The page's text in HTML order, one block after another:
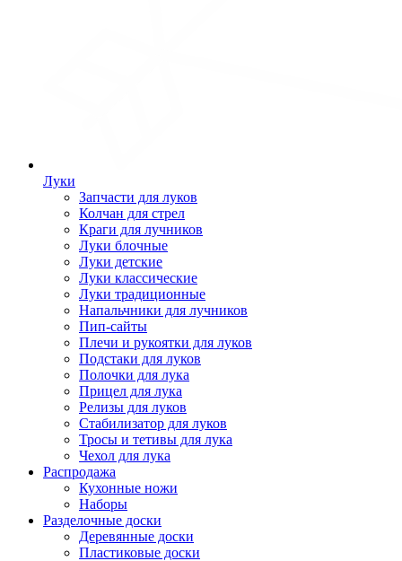
Луки
Запчасти для луков
Колчан для стрел
Краги для лучников
Луки блочные
Луки детские
Луки классические
Луки традиционные
Напальчники для лучников
Пип-сайты
Плечи и рукоятки для луков
Подстаки для луков
Полочки для лука
Прицел для лука
Релизы для луков
Стабилизатор для луков
Тросы и тетивы для лука
Чехол для лука
Распродажа
Кухонные ножи
Наборы
Разделочные доски
Деревянные доски
Пластиковые доски